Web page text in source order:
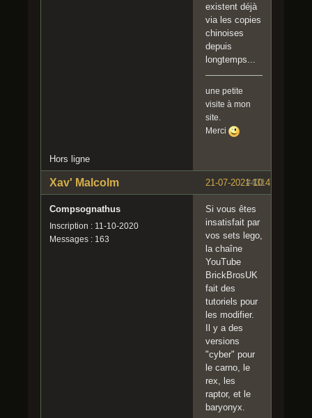
existent déjà
via les copies
chinoises
depuis
longtemps...
une petite
visite à mon
site.
Merci
Hors ligne
#431
21-07-2021 10:47:06
Xav' Malcolm
Compsognathus
Inscription : 11-10-2020
Messages : 163
Si vous êtes
insatisfait par
vos sets lego,
la chaîne
YouTube
BrickBrosUK
fait des
tutoriels pour
les modifier.
Il y a des
versions
"cyber" pour
le carno, le
rex, les
raptor, et le
baryonyx.